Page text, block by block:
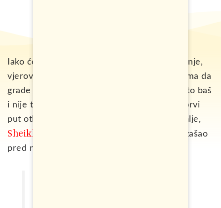
Iako će većina ljudi kao odgovor na ovo pitanje,
vjerovatno reći da je to nafta i da je lako njima da
grade sve što grade kada je imaju na izvoz, to baš
i nije tačno. Kada je 1966. godine nafta po prvi
put otkrivena u Dubaiju, tadašnji vladar zemlje,
Sheikh Rashid bin Saeed Al Maktoum
je izašao
pred narod i rekao: